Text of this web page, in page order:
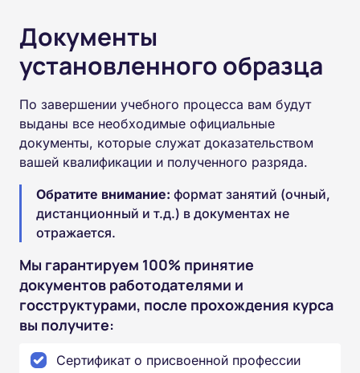
Документы
установленного образца
По завершении учебного процесса вам будут
выданы все необходимые официальные
документы, которые служат доказательством
вашей квалификации и полученного разряда.
Обратите внимание: формат занятий (очный,
дистанционный и т.д.) в документах не
отражается.
Мы гарантируем 100% принятие
документов работодателями и
госструктурами, после прохождения курса
вы получите:
Сертификат о присвоенной профессии